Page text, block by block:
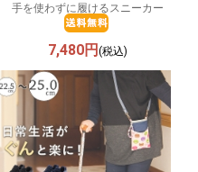
手を使わずに履けるスニーカー
7,480円 (税込)